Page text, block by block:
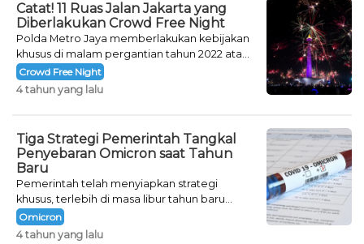
Catat! 11 Ruas Jalan Jakarta yang
Diberlakukan Crowd Free Night
Polda Metro Jaya memberlakukan kebijakan
khusus di malam pergantian tahun 2022 atau
Crowd Free Night selama dua hari.
Crowd Free Night
4 tahun yang lalu
Tiga Strategi Pemerintah Tangkal
Penyebaran Omicron saat Tahun
Baru
Pemerintah telah menyiapkan strategi
khusus, terlebih di masa libur tahun baru
seperti saat ini.
Omicron
4 tahun yang lalu